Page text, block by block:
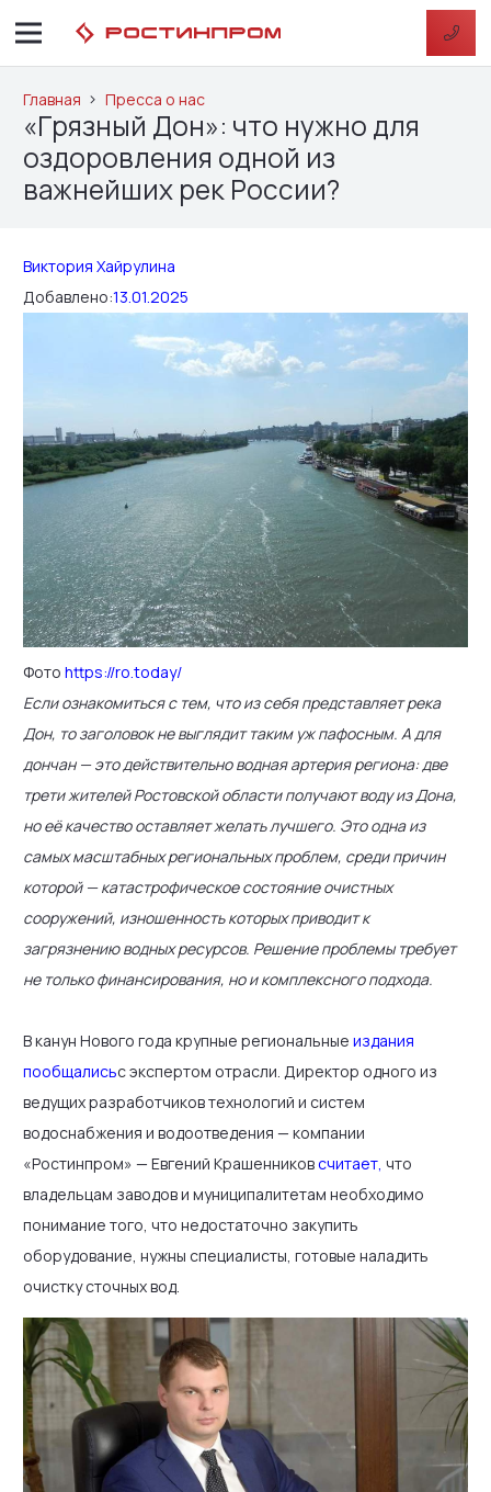
Главная Пресса о нас
«Грязный Дон»: что нужно для
оздоровления одной из
важнейших рек России?
Виктория Хайрулина
Добавлено:13.01.2025
Фото https://ro.today/
Если ознакомиться с тем, что из себя представляет река
Дон, то заголовок не выглядит таким уж пафосным. А для
дончан — это действительно водная артерия региона: две
трети жителей Ростовской области получают воду из Дона,
но её качество оставляет желать лучшего. Это одна из
самых масштабных региональных проблем, среди причин
которой — катастрофическое состояние очистных
сооружений, изношенность которых приводит к
загрязнению водных ресурсов. Решение проблемы требует
не только финансирования, но и комплексного подхода.
В канун Нового года крупные региональные издания
пообщалисьс экспертом отрасли. Директор одного из
ведущих разработчиков технологий и систем
водоснабжения и водоотведения — компании
«Ростинпром» — Евгений Крашенниковсчитает что
владельцам заводов и муниципалитетам необходимо
понимание того, что недостаточно закупить
оборудование, нужны специалисты, готовые наладить
очистку сточных вод.